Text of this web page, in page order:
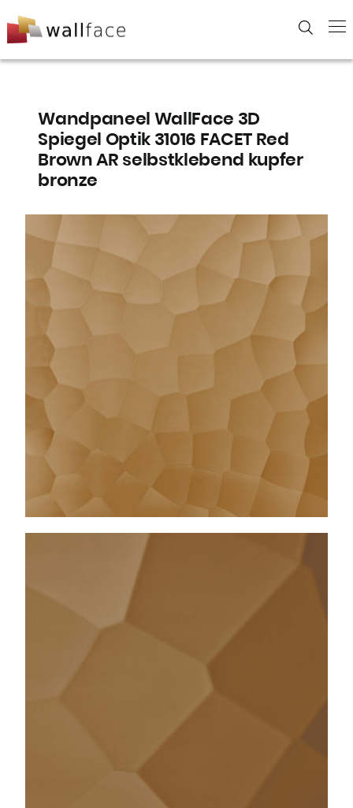
to
Wandpaneel WallFace 3D
Spiegel Optik 31016 FACET Red
Brown AR selbstklebend kupfer
bronze